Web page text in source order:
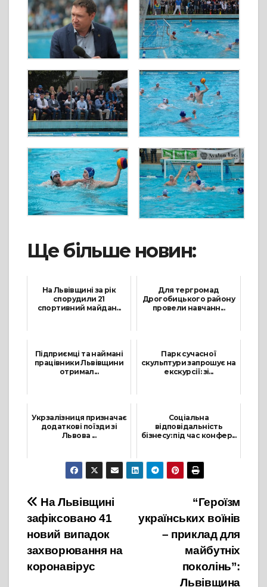
Ще більше новин:
На Львівщині за рік
спорудили 21
спортивний майдан...
Для тергромад
Дрогобицького району
провели навчанн...
Підприємці та наймані
працівники Львівщини
отримал...
Парк сучасної
скульптури запрошує на
екскурсії: зі...
Укрзалізниця призначає
додаткові поїзди зі
Львова ...
25 Лютого, 2022
Соціальна
відповідальність
бізнесу: під час конфер...
30 Червня, 2021
Навігація
записів
“Героїзм
українських воїнів
– приклад для
майбутніх
поколінь”:
Львівщина
На Львівщині
зафіксовано 41
новий випадок
захворювання на
коронавірус